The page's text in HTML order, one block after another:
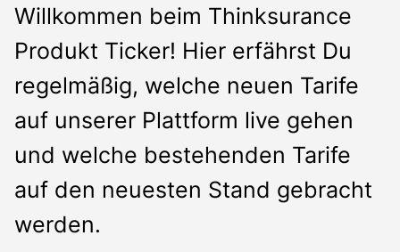
Willkommen beim Thinksurance
Produkt Ticker! Hier erfährst Du
regelmäßig, welche neuen Tarife
auf unserer Plattform live gehen
und welche bestehenden Tarife
auf den neuesten Stand gebracht
werden.